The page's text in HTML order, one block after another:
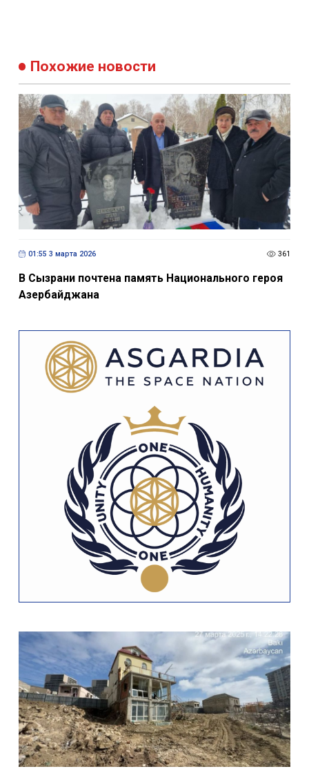
Похожие новости
01:55 3 марта 2026 361
В Сызрани почтена память Национального героя
Азербайджана